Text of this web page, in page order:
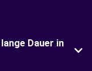
Dauer in